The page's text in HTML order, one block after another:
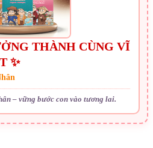
THÀNH CÙNG VĨ
✨
– vững bước con vào tương lai.